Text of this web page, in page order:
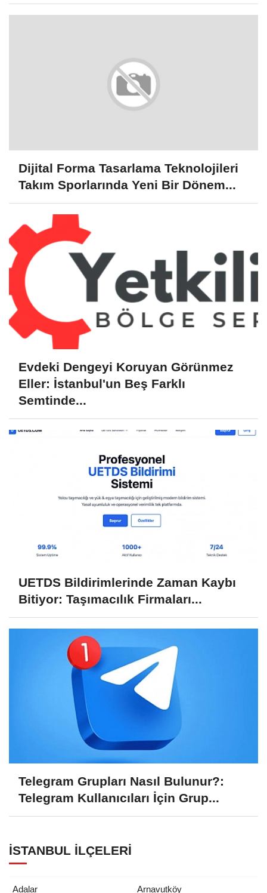
Dijital Forma Tasarlama Teknolojileri
Takım Sporlarında Yeni Bir Dönem...
Evdeki Dengeyi Koruyan Görünmez
Eller: İstanbul'un Beş Farklı
Semtinde...
UETDS Bildirimlerinde Zaman Kaybı
Bitiyor: Taşımacılık Firmaları...
Telegram Grupları Nasıl Bulunur?:
Telegram Kullanıcıları İçin Grup...
İSTANBUL İLÇELERI
Adalar
Arnavutköy